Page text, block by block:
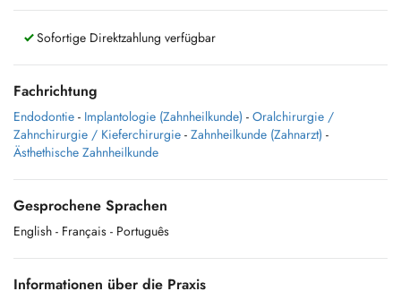
Sofortige Direktzahlung verfügbar
Fachrichtung
Endodontie - Implantologie (Zahnheilkunde) - Oralchirurgie /
Zahnchirurgie / Kieferchirurgie - Zahnheilkunde (Zahnarzt) -
Ästhethische Zahnheilkunde
Gesprochene Sprachen
English - Français - Português
Informationen über die Praxis